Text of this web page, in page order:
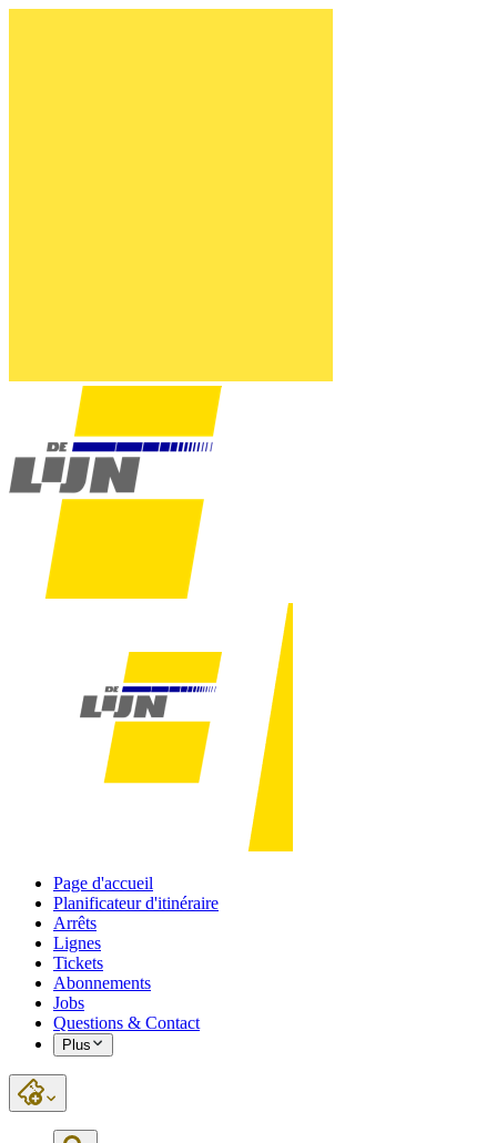
Page d'accueil
Planificateur d'itinéraire
Arrêts
Lignes
Tickets
Abonnements
Jobs
Questions & Contact
Plus